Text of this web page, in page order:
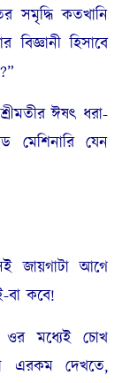
সমৃদ্ধি কতখানি
হিসাবে
ঈষৎ ধরা-
যেন
জায়গাটা আগে
কবে!
ওর মধ্যেই চোখ
এরকম দেখতে,